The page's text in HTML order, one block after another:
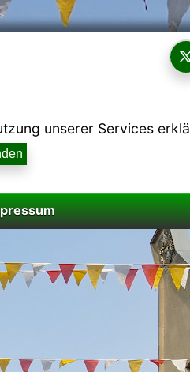
unserer Services